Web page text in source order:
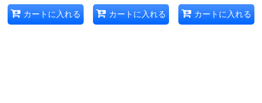
カートに入れる カートに入れる カートに入れる